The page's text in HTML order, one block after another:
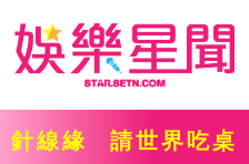
針線緣 請世界吃桌